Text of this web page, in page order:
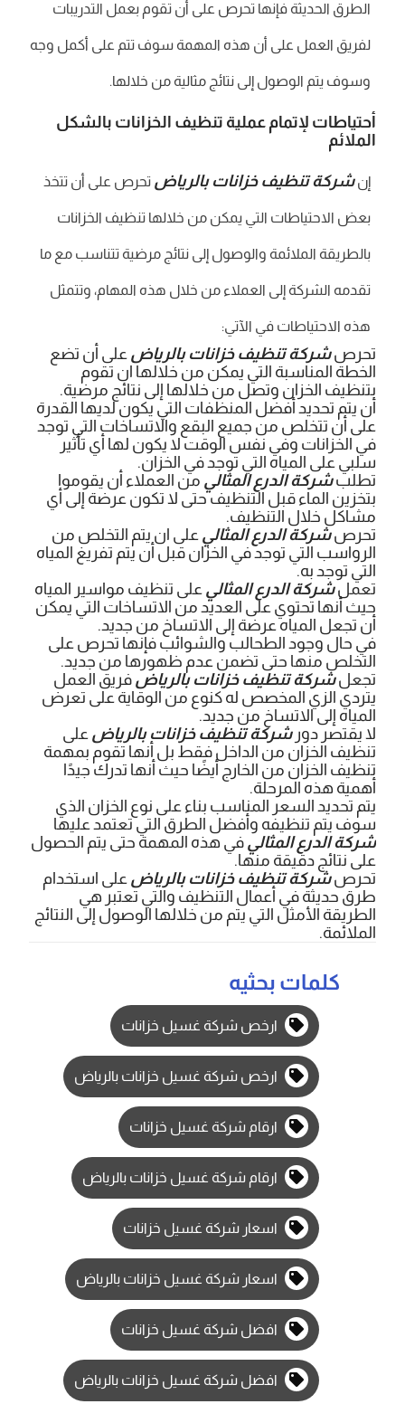
الطرق الحديثة فإنها تحرص على أن تقوم بعمل التدريبات
لفريق العمل على أن هذه المهمة سوف تتم على أكمل وجه
وسوف يتم الوصول إلى نتائج مثالية من خلالها.
أحتياطات لإتمام عملية تنظيف الخزانات بالشكل
الملائم
إنشركة تنظيف خزانات بالرياض تحرص على أن تتخذ
بعض الاحتياطات التي يمكن من خلالها تنظيف الخزانات
بالطريقة الملائمة والوصول إلى نتائج مرضية تتناسب مع ما
تقدمه الشركة إلى العملاء من خلال هذه المهام، وتتمثل
هذه الاحتياطات في الآتي:
تحرصشركة تنظيف خزانات بالرياض على أن تضع
الخطة المناسبة التي يمكن من خلالها ان تقوم
بتنظيف الخزان وتصل من خلالها إلى نتائج مرضية.
أن يتم تحديد أفضل المنظفات التي يكون لديها القدرة
على أن تتخلص من جميع البقع والاتساخات التي توجد
في الخزانات وفي نفس الوقت لا يكون لها أي تأثير
سلبي على المياه التي توجد في الخزان.
تطلبشركة الدرع المثالي من العملاء أن يقوموا
بتخزين الماء قبل التنظيف حتى لا تكون عرضة إلى أي
مشاكل خلال التنظيف.
تحرصشركة الدرع المثالي على ان يتم التخلص من
الرواسب التي توجد في الخزان قبل أن يتم تفريغ المياه
التي توجد به.
تعملشركة الدرع المثالي على تنظيف مواسير المياه
حيث أنها تحتوي على العديد من الاتساخات التي يمكن
أن تجعل المياه عرضة إلى الاتساخ من جديد.
في حال وجود الطحالب والشوائب فإنها تحرص على
التخلص منها حتى تضمن عدم ظهورها من جديد.
تجعلشركة تنظيف خزانات بالرياض فريق العمل
يتردي الزي المخصص له كنوع من الوقاية على تعرض
المياه إلى الاتساخ من جديد.
لا يقتصر دورشركة تنظيف خزانات بالرياض على
تنظيف الخزان من الداخل فقط بل أنها تقوم بمهمة
تنظيف الخزان من الخارج أيضًا حيث أنها تدرك جيدًا
أهمية هذه المرحلة.
يتم تحديد السعر المناسب بناء على نوع الخزان الذي
سوف يتم تنظيفه وأفضل الطرق التي تعتمد عليها
شركة الدرع المثالي في هذه المهمة حتى يتم الحصول
على نتائج دقيقة منها.
تحرصشركة تنظيف خزانات بالرياض على استخدام
طرق حديثة في أعمال التنظيف والتي تعتبر هي
الطريقة الأمثل التي يتم من خلالها الوصول إلى النتائج
الملائمة.
كلمات بحثيه
ارخص شركة غسيل خزانات
ارخص شركة غسيل خزانات بالرياض
ارقام شركة غسيل خزانات
ارقام شركة غسيل خزانات بالرياض
اسعار شركة غسيل خزانات
اسعار شركة غسيل خزانات بالرياض
افضل شركة غسيل خزانات
افضل شركة غسيل خزانات بالرياض